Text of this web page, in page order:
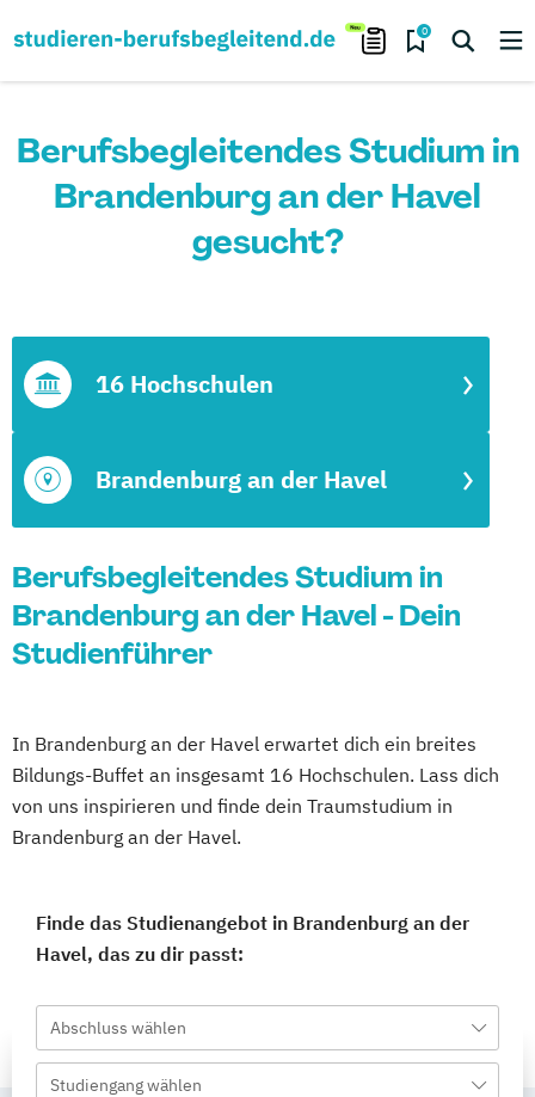
0
Berufsbegleitendes Studium in
Brandenburg an der Havel
gesucht?
Brandenburg an der Havel
16 Hochschulen
Berufsbegleitendes Studium in
Brandenburg an der Havel - Dein
Studienführer
In Brandenburg an der Havel erwartet dich ein breites
Bildungs-Buffet an insgesamt 16 Hochschulen. Lass dich
von uns inspirieren und finde dein Traumstudium in
Brandenburg an der Havel.
Finde das Studienangebot in Brandenburg an der
Havel, das zu dir passt:
Abschluss wählen
Studiengang wählen